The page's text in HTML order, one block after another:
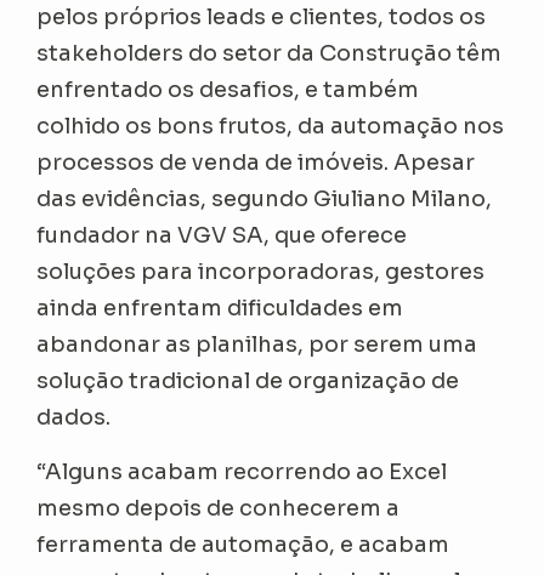
pelos próprios leads e clientes, todos os
stakeholders do setor da Construção têm
enfrentado os desafios, e também
colhido os bons frutos, da automação nos
processos de venda de imóveis. Apesar
das evidências, segundo Giuliano Milano,
fundador na VGV SA, que oferece
soluções para incorporadoras, gestores
ainda enfrentam dificuldades em
abandonar as planilhas, por serem uma
solução tradicional de organização de
dados.
“Alguns acabam recorrendo ao Excel
mesmo depois de conhecerem a
ferramenta de automação, e acabam